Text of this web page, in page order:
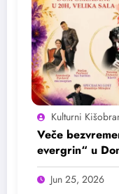
Kulturni
Veče
evergrin“ u
25. juna
Jun 25, 2026